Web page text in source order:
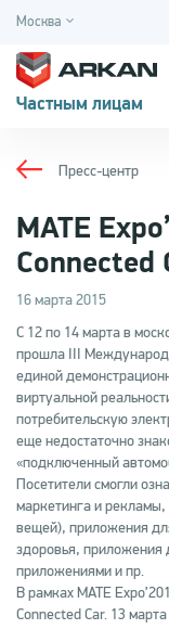
Москва
Частным лицам
Пресс-центр
MATE
Connected
16 марта 2015
С 12 по 14 марта в
прошла III
единой
виртуальной
потребительскую
еще недостаточно
«подключенный
Посетители смогли
маркетинга и
вещей), приложения
здоровья, приложения
приложениями и пр.
В рамках MATE
Connected Car. 13